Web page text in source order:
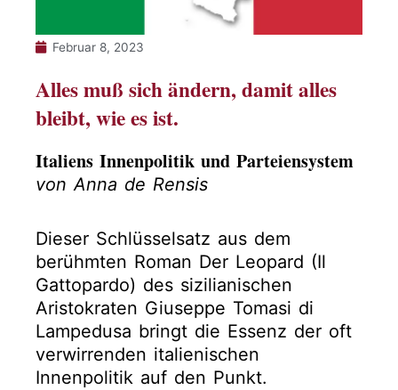
Februar 8, 2023
Alles muß sich ändern, damit alles
bleibt, wie es ist.
Italiens Innenpolitik und Parteiensystem
von Anna de Rensis
Dieser Schlüsselsatz aus dem
berühmten Roman Der Leopard (Il
Gattopardo) des sizilianischen
Aristokraten Giuseppe Tomasi di
Lampedusa bringt die Essenz der oft
verwirrenden italienischen
Innenpolitik auf den Punkt.